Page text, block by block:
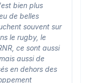
bien plus
de belles
souvent sur
le rugby, le
ce sont aussi
aussi de
en dehors des